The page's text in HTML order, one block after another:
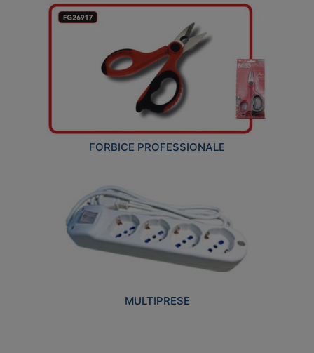
FORBICE PROFESSIONALE
MULTIPRESE